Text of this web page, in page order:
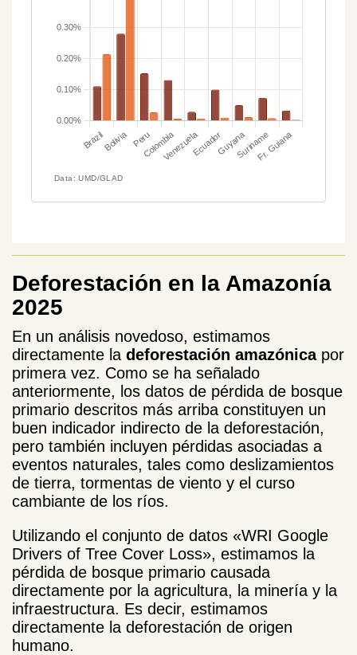
Deforestación en la Amazonía
2025
En un análisis novedoso, estimamos
directamente la deforestación amazónicapor
primera vez. Como se ha señalado
anteriormente, los datos de pérdida de bosque
primario descritos más arriba constituyen un
buen indicador indirecto de la deforestación,
pero también incluyen pérdidas asociadas a
eventos naturales, tales como deslizamientos
de tierra, tormentas de viento y el curso
cambiante de los ríos.
Utilizando el conjunto de datos «WRI Google
Drivers of Tree Cover Loss», estimamos la
pérdida de bosque primario causada
directamente por la agricultura, la minería y la
infraestructura. Es decir, estimamos
directamente la deforestación de origen
humano.